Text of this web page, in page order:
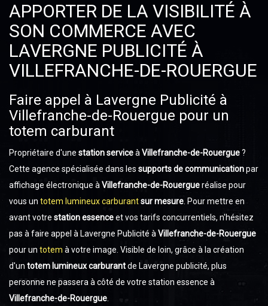
APPORTER DE LA VISIBILITÉ À
SON COMMERCE AVEC
LAVERGNE PUBLICITÉ À
VILLEFRANCHE-DE-ROUERGUE
Faire appel à Lavergne Publicité à
Villefranche-de-Rouergue pour un
totem carburant
Propriétaire d'une station serviceà Villefranche-de-Rouergue?
Cette agence spécialisée dans les supports de communicationpar
affichage électronique à Villefranche-de-Rouergueréalise pour
vous un totem lumineux carburantsur mesure . Pour mettre en
avant votre station essenceet vos tarifs concurrentiels, n'hésitez
pas à faire appel à Lavergne Publicité à Villefranche-de-Rouergue
pour un totem à votre image. Visible de loin, grâce à la création
d'un totem lumineux carburantde Lavergne publicité, plus
personne ne passera à côté de votre station essence à
Villefranche-de-Rouergue